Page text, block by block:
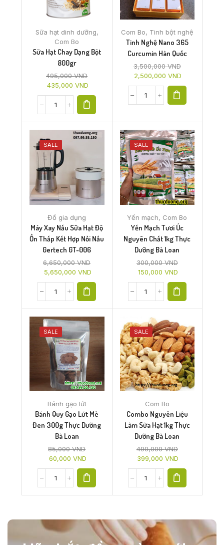
Sữa hạt dinh dưỡng,
Com Bo
Sữa Hạt Chay Dạng Bột
800gr
495,000VND
435,000 VND
Com Bo, Tinh bột nghệ
Tinh Nghệ Nano 365
Curcumin Hàn Quốc
3,500,000VND
2,500,000VND
SALE
Đồ gia dụng
Máy Xay Nấu Sữa Hạt Độ
Ồn Thấp Kết Hợp Nồi Nấu
Gertech GT-006
6,650,000VND
5,650,000 VND
SALE
Yến mạch, Com Bo
Yến Mạch Tươi Úc
Nguyên Chất 1kg Thực
Dưỡng Bà Loan
300,000VND
150,000 VND
SALE
Bánh gạo lứt
Bánh Quy Gạo Lứt Mè
Đen 300g Thực Dưỡng
Bà Loan
85,000VND
60,000 VND
SALE
Com Bo
Combo Nguyên Liệu
Làm Sữa Hạt 1kg Thực
Dưỡng Bà Loan
490,000VND
399,000VND